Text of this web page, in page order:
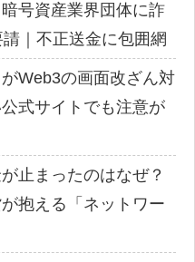
号資産業界団体に詐
｜不正送金に包囲網
Web3の画面改ざん対
式サイトでも注意が
止まったのはなぜ？
抱える「ネットワー